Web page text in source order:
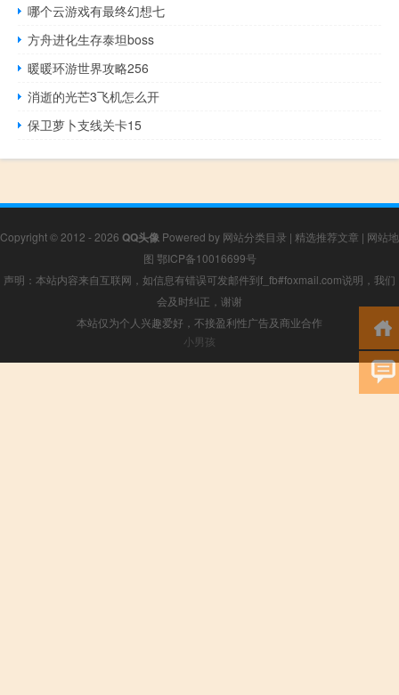
哪个云游戏有最终幻想七
方舟进化生存泰坦boss
暖暖环游世界攻略256
消逝的光芒3飞机怎么开
保卫萝卜支线关卡15
Copyright © 2012 - 2026 QQ头像 Powered by 网站分类目录 | 精选推荐文章 | 网站地
图 鄂ICP备10016699号
声明：本站内容来自互联网，如信息有错误可发邮件到f_fb#foxmail.com说明，我们
会及时纠正，谢谢
本站仅为个人兴趣爱好，不接盈利性广告及商业合作
小男孩